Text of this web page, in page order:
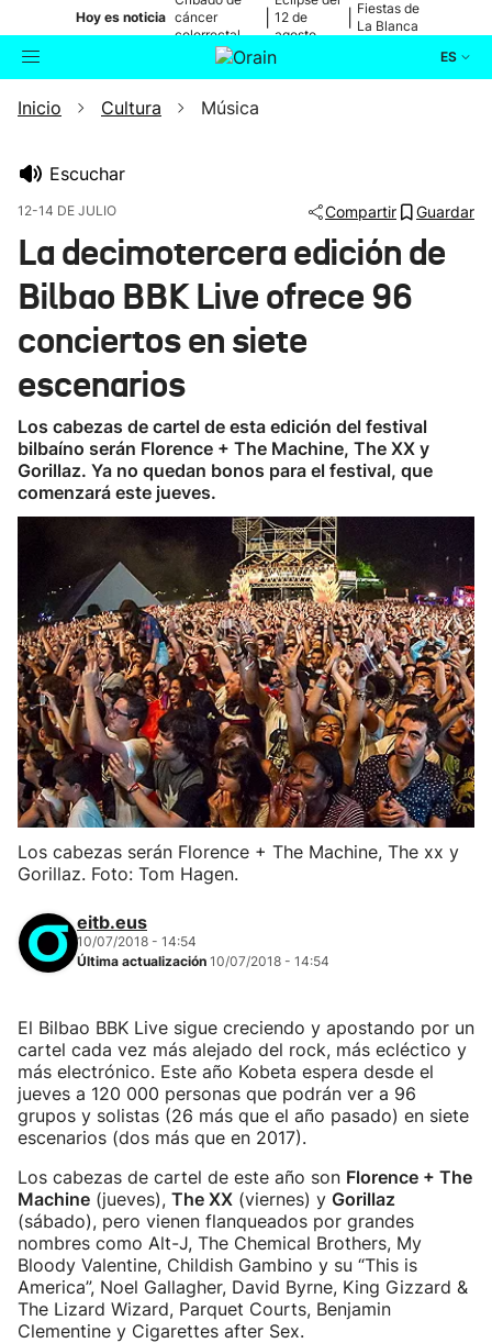
Hoy es noticia cáncer
colorrectal
12 de
agosto
Fiestas de
La Blanca
ES
Buscador Actualidad
Ikusmiran
Eguraldia
Inicio Cultura Música
Escuchar
12-14 DE JULIO Compartir Guardar
La decimotercera edición de
Bilbao BBK Live ofrece 96
conciertos en siete
escenarios
Los cabezas de cartel de esta edición del festival
bilbaíno serán Florence + The Machine, The XX y
Gorillaz. Ya no quedan bonos para el festival, que
comenzará este jueves.
Los cabezas serán Florence + The Machine, The xx y
Gorillaz. Foto: Tom Hagen.
eitb.eus
10/07/2018 - 14:54
Última actualización 10/07/2018 - 14:54
El Bilbao BBK Live sigue creciendo y apostando por un
cartel cada vez más alejado del rock, más ecléctico y
más electrónico. Este año Kobeta espera desde el
jueves a 120 000 personas que podrán ver a 96
grupos y solistas (26 más que el año pasado) en siete
escenarios (dos más que en 2017).
Los cabezas de cartel de este año son Florence + The
Machine (jueves), The XX (viernes) y Gorillaz
(sábado), pero vienen flanqueados por grandes
nombres como Alt-J, The Chemical Brothers, My
Bloody Valentine, Childish Gambino y su “This is
America”, Noel Gallagher, David Byrne, King Gizzard &
The Lizard Wizard, Parquet Courts, Benjamin
Clementine y Cigarettes after Sex.